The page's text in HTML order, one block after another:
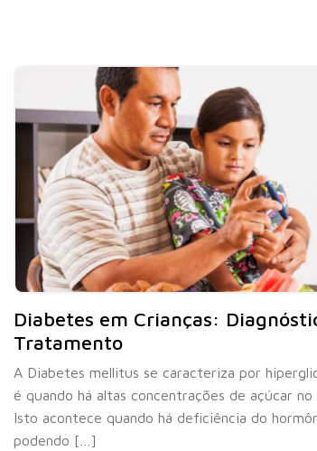
Diabetes em Crianças:
Tratamento
A Diabetes mellitus se caracteriza por
é quando há altas concentrações de açúcar no
Isto acontece quando há deficiência do
podendo […]